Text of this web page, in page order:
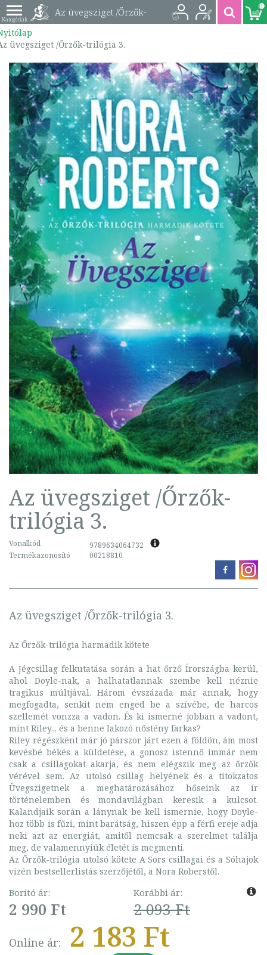
Az üvegsziget /Őrzők-
9789634064732
0
üvegsziget /Őrzők-trilógia 3.
Az üvegsziget /Őrzők-
trilógia 3.
Vonalkód
9789634064732
Termékazonosító
00218810
Az üvegsziget /Őrzők-trilógia 3.
Az Őrzők-trilógia harmadik kötete
A Jégcsillag felkutatása során a hat őrző Írországba kerül,
ahol Doyle-nak, a halhatatlannak szembe kell néznie
tragikus múltjával. Három évszázada már annak, hogy
megfogadta, senkit nem enged be a szívébe, de harcos
szellemét vonzza a vadon. És ki ismerné jobban a vadont,
mint Riley... és a benne lakozó nőstény farkas?
Riley régészként már jó párszor járt ezen a földön, ám most
kevésbé békés a küldetése, a gonosz istennő immár nem
csak a csillagokat akarja, és nem elégszik meg az őrzők
vérével sem. Az utolsó csillag helyének és a titokzatos
Üvegszigetnek a meghatározásához hőseink az ír
történelemben és mondavilágban keresik a kulcsot.
Kalandjaik során a lánynak be kell ismernie, hogy Doyle-
hoz több is fűzi, mint barátság, hiszen épp a férfi ereje adja
neki azt az energiát, amitől nemcsak a szerelmet találja
meg, de valamennyiük életét is megmenti.
Az Őrzők-trilógia utolsó kötete A Sors csillagai és a Sóhajok
vizén bestsellerlistás szerzőjétől, a Nora Roberstől.
Borító ár:
2 990 Ft
Korábbi ár:
2 093 Ft
Online ár: 2 183 Ft